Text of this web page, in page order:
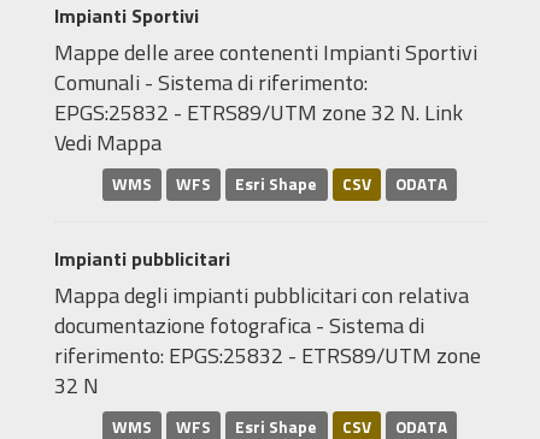
Impianti Sportivi
Mappe delle aree contenenti Impianti Sportivi
Comunali - Sistema di riferimento:
EPGS:25832 - ETRS89/UTM zone 32 N. Link
Vedi Mappa
WMS WFS Esri Shape CSV ODATA
Impianti pubblicitari
Mappa degli impianti pubblicitari con relativa
documentazione fotografica - Sistema di
riferimento: EPGS:25832 - ETRS89/UTM zone
32 N
WMS WFS Esri Shape CSV ODATA